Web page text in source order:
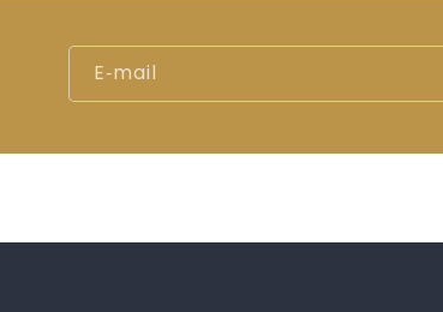
E‑mail